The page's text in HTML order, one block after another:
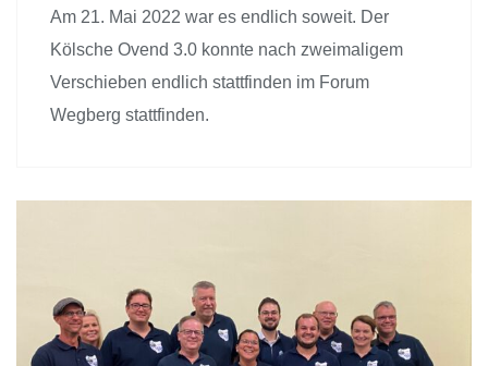
Am 21. Mai 2022 war es endlich soweit. Der
Kölsche Ovend 3.0 konnte nach zweimaligem
Verschieben endlich stattfinden im Forum
Wegberg stattfinden.